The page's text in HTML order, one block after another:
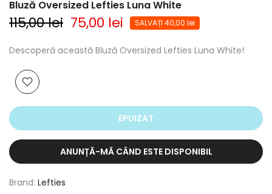
Bluză Oversized Lefties Luna White
115,00 lei 75,00 lei SALVAȚI 40,00 lei
Descoperă această Bluză Oversized Lefties Luna White!
EPUIZAT
ANUNȚĂ-MĂ CÂND ESTE DISPONIBIL
Brand: Lefties